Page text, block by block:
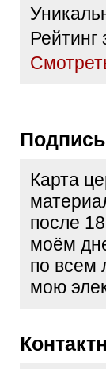
Рейтинг
Подпись
Карта
после
моём
по всем
мою